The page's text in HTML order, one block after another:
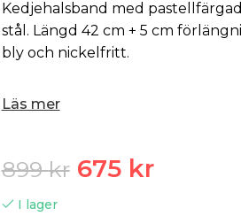
Kedjehalsband med
stål. Längd 42 cm + 5 cm
bly och nickelfritt.
Läs mer
899kr 675 kr
I lager